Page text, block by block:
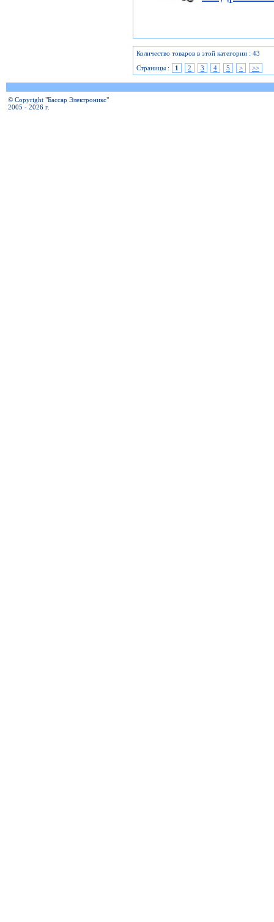
Количество товаров в этой категории : 43
Страницы :
1 2 3 4 5 > >>
© Copyright "Бассар Электроникс"
2005 - 2026 г.